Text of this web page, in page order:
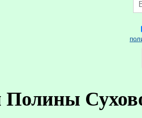
Полины